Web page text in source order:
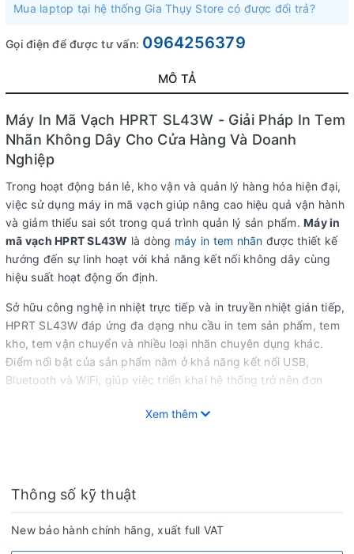
Mua laptop tại hệ thống Gia Thụy Store có được đổi trả?
Gọi điện để được tư vấn: 0964256379
MÔ TẢ
Máy In Mã Vạch HPRT SL43W - Giải Pháp In Tem
Nhãn Không Dây Cho Cửa Hàng Và Doanh
Nghiệp
Trong hoạt động bán lẻ, kho vận và quản lý hàng hóa hiện đại,
việc sử dụng máy in mã vạch giúp nâng cao hiệu quả vận hành
và giảm thiểu sai sót trong quá trình quản lý sản phẩm. Máy in
mã vạch HPRT SL43W là dòng máy in tem nhãn được thiết kế
hướng đến sự linh hoạt với khả năng kết nối không dây cùng
hiệu suất hoạt động ổn định.
Sở hữu công nghệ in nhiệt trực tiếp và in truyền nhiệt gián tiếp,
HPRT SL43W đáp ứng đa dạng nhu cầu in tem sản phẩm, tem
kho, tem vận chuyển và nhiều loại nhãn chuyên dụng khác.
Điểm nổi bật của sản phẩm nằm ở khả năng kết nối USB,
Bluetooth và WiFi, giúp việc triển khai hệ thống trở nên đơn
=== ẢNH SẢN PHẨM 1 ===
Xem thêm
Thông số kỹ thuật
New bảo hành chính hãng, xuất full VAT